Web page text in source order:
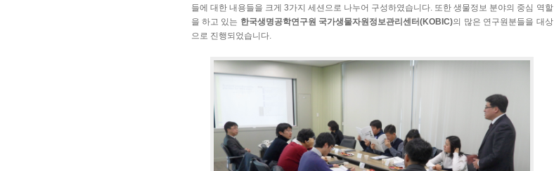
들에 대한 내용들을 크게 3가지 세션으로 나누어 구성하였습니다. 또한 생물정보 분야의 중심 역할
을 하고 있는 한국생명공학연구원 국가생물자원정보관리센터(KOBIC)의 많은 연구원분들을 대상
으로 진행되었습니다.